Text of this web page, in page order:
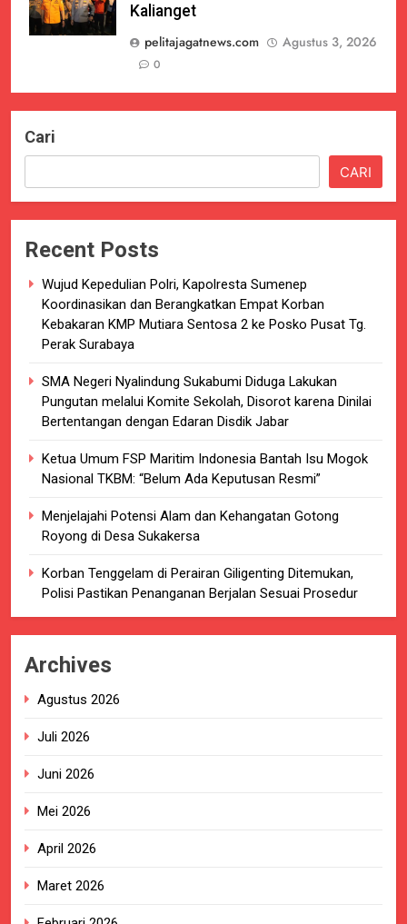
Kalianget
pelitajagatnews.com
Agustus 3, 2026
0
Cari
CARI
Recent Posts
Wujud Kepedulian Polri, Kapolresta Sumenep
Koordinasikan dan Berangkatkan Empat Korban
Kebakaran KMP Mutiara Sentosa 2 ke Posko Pusat Tg.
Perak Surabaya
SMA Negeri Nyalindung Sukabumi Diduga Lakukan
Pungutan melalui Komite Sekolah, Disorot karena Dinilai
Bertentangan dengan Edaran Disdik Jabar
Ketua Umum FSP Maritim Indonesia Bantah Isu Mogok
Nasional TKBM: “Belum Ada Keputusan Resmi”
Menjelajahi Potensi Alam dan Kehangatan Gotong
Royong di Desa Sukakersa
Korban Tenggelam di Perairan Giligenting Ditemukan,
Polisi Pastikan Penanganan Berjalan Sesuai Prosedur
Archives
Agustus 2026
Juli 2026
Juni 2026
Mei 2026
April 2026
Maret 2026